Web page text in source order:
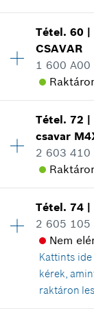
A
Árcsoport
Hol
Az
1
A
Tétel.60 |
CSAVAR
1 600 A00
Árcsoport
Hol
Az
Tétel.72 |
csavar
2 603 410
Árcsoport
Hol
Az
Tétel.74 |
2 605 105
Nem
Kattints ide
kérek,
raktáron